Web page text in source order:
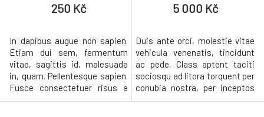
250 Kč
In dapibus augue non sapien.
Etiam dui sem, fermentum
vitae, sagittis id, malesuada
in, quam. Pellentesque sapien.
Fusce consectetuer risus a
nunc. Nulla non arcu lacinia
5 000 Kč
Duis ante orci, molestie vitae
vehicula venenatis, tincidunt
ac pede. Class aptent taciti
sociosqu ad litora torquent per
conubia nostra, per inceptos
hymenaeos. Fusce dui leo,